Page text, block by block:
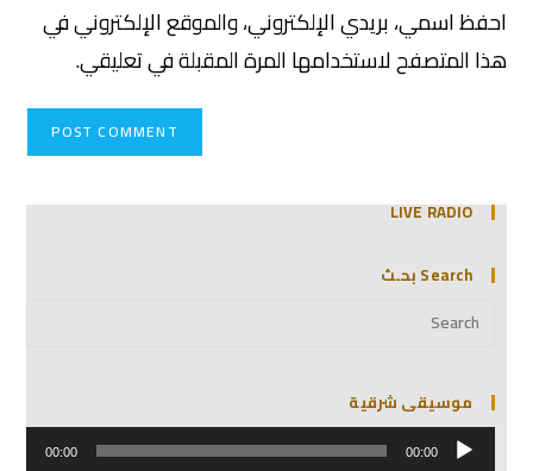
احفظ اسمي، بريدي الإلكتروني، والموقع الإلكتروني في
هذا المتصفح لاستخدامها المرة المقبلة في تعليقي.
LIVE RADIO
Search بحـث
موسيقى شرقية
مشغل
الصوت 00:00
00:00